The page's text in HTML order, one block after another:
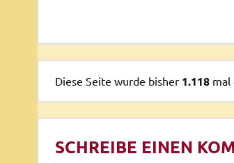
Diese Seite wurde bisher1.118 mal
SCHREIBE EINEN